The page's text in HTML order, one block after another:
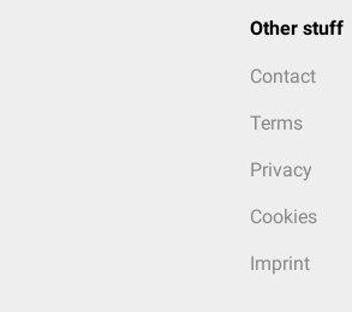
Other stuff
Contact
Terms
Privacy
Cookies
Imprint